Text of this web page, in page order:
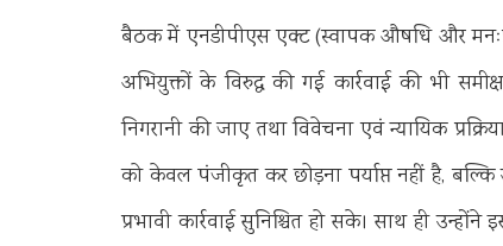
बैठक में एनडीपीएस एक्ट (स्वापक औषधि और
अभियुक्तों के विरुद्ध की गई कार्रवाई की भी
निगरानी की जाए तथा विवेचना एवं न्यायिक
को केवल पंजीकृत कर छोड़ना पर्याप्त नहीं है, बल्कि
प्रभावी कार्रवाई सुनिश्चित हो सके। साथ ही